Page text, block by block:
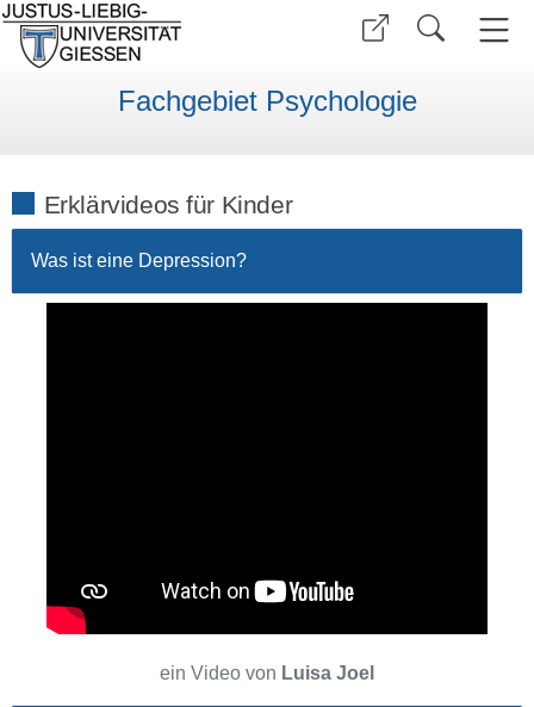
Fachgebiet Psychologie
Erklärvideos für Kinder
Was ist eine Depression?
ein Video von Luisa Joel